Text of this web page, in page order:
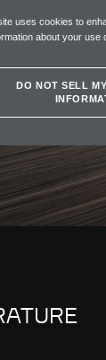
uses cookies to
about your use
DO NOT SELL